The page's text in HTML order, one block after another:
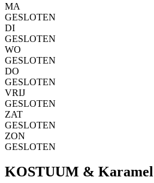
MA
GESLOTEN
DI
GESLOTEN
WO
GESLOTEN
DO
GESLOTEN
VRIJ
GESLOTEN
ZAT
GESLOTEN
ZON
GESLOTEN
KOSTUUM & Karamel